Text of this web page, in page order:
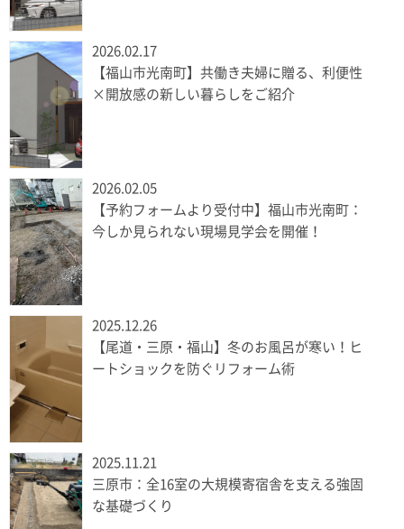
2026.02.17
【福山市光南町】共働き夫婦に贈る、利便性
×開放感の新しい暮らしをご紹介
2026.02.05
【予約フォームより受付中】福山市光南町：
今しか見られない現場見学会を開催！
2025.12.26
【尾道・三原・福山】冬のお風呂が寒い！ヒ
ートショックを防ぐリフォーム術
2025.11.21
三原市：全16室の大規模寄宿舎を支える強固
な基礎づくり